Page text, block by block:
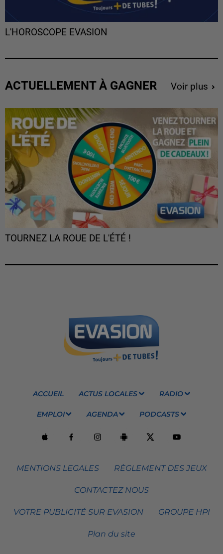
L'HOROSCOPE EVASION
ACTUELLEMENT À GAGNER Voir plus
TOURNEZ LA ROUE DE L'ÉTÉ !
ACCUEIL ACTUS LOCALES RADIO
EMPLOI AGENDA PODCASTS
MENTIONS LEGALES RÈGLEMENT DES JEUX
CONTACTEZ NOUS
VOTRE PUBLICITÉ SUR EVASION GROUPE HPI
Plan du site